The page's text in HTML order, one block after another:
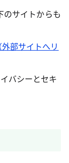
サイトからも
部サイトへリ
バシーとセキ